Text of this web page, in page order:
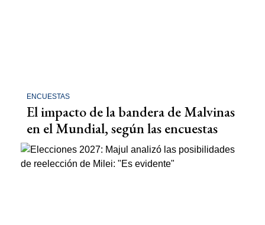
ENCUESTAS
El impacto de la bandera de Malvinas
en el Mundial, según las encuestas